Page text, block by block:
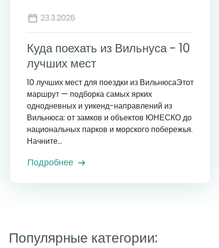
23.3.2026
Куда поехать из Вильнуса - 10
лучших мест
10 лучших мест для поездки из ВильнюсаЭтот
маршрут — подборка самых ярких
однодневных и уикенд-направлений из
Вильнюса: от замков и объектов ЮНЕСКО до
национальных парков и морского побережья.
Начните...
Подробнее
Популярные категории: